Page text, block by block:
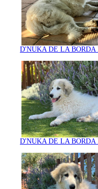
D'NUKA DE LA BORDA
D'NUKA DE LA BORDA